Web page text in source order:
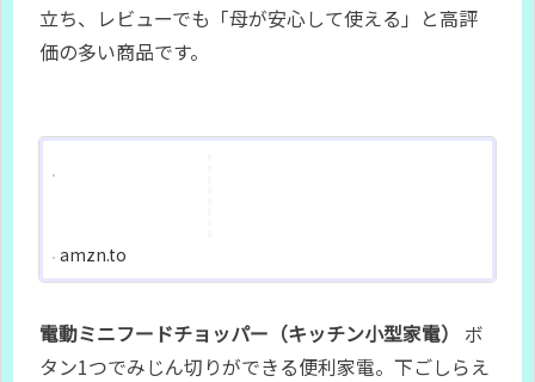
立ち、レビューでも「母が安心して使える」と高評
価の多い商品です。
amzn.to
電動ミニフードチョッパー（キッチン小型家電）
ボ
タン1つでみじん切りができる便利家電。下ごしらえ